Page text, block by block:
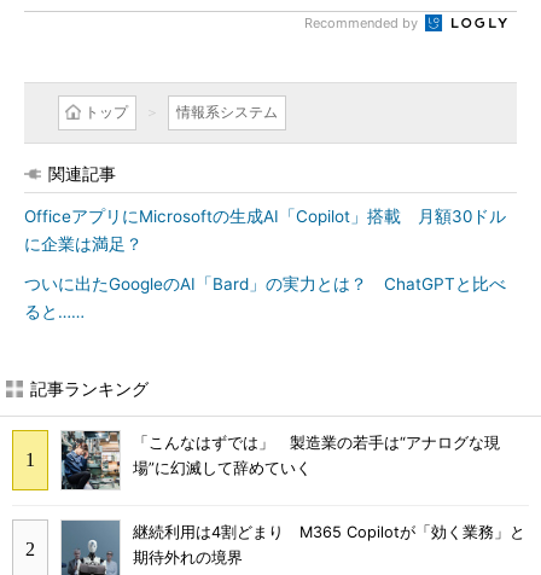
Recommended by
トップ 情報系システム
関連記事
OfficeアプリにMicrosoftの生成AI「Copilot」搭載 月額30ドル
に企業は満足？
ついに出たGoogleのAI「Bard」の実力とは？ ChatGPTと比べ
ると……
記事ランキング
「こんなはずでは」 製造業の若手は“アナログな現
場”に幻滅して辞めていく
継続利用は4割どまり M365 Copilotが「効く業務」と
期待外れの境界